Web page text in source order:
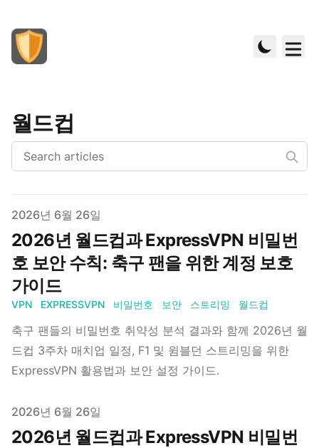
월드컵
Published on
2026년 6월 26일
2026년 월드컵과 ExpressVPN 비밀번
호 보안 수칙: 축구 팬을 위한 계정 보호
가이드
VPN EXPRESSVPN 비밀번호 보안 스트리밍 월드컵
축구 팬들의 비밀번호 취약성 분석 결과와 함께 2026년 월
드컵 3주차 매치업 일정, F1 및 윔블던 스트리밍을 위한
ExpressVPN 활용법과 보안 설정 가이드.
Published on
2026년 6월 26일
2026년 월드컵과 ExpressVPN 비밀번